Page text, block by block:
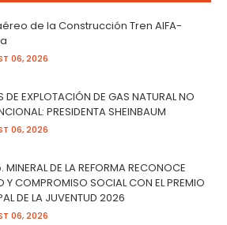
de la Construcción Tren AIFA-
06, 2026
DE EXPLOTACIÓN DE GAS NATURAL NO
PRESIDENTA SHEINBAUM
06, 2026
DE LA REFORMA RECONOCE
Y COMPROMISO SOCIAL CON EL PREMIO
DE LA JUVENTUD 2026
06, 2026